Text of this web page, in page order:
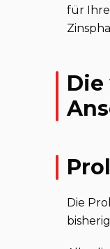
für Ihre
Die